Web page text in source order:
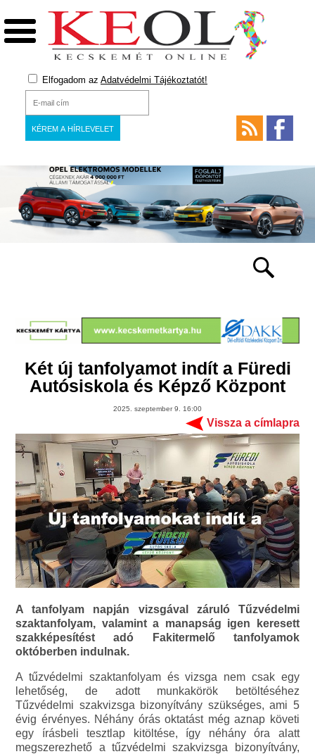
Elfogadom az Adatvédelmi Tájékoztatót!
Két új tanfolyamot indít a Füredi
Autósiskola és Képző Központ
2025. szeptember 9. 16:00
Vissza a címlapra
A tanfolyam napján vizsgával záruló Tűzvédelmi
szaktanfolyam, valamint a manapság igen keresett
szakképesítést adó Fakitermelő tanfolyamok
októberben indulnak.
A tűzvédelmi szaktanfolyam és vizsga nem csak egy
lehetőség, de adott munkakörök betöltéséhez
Tűzvédelmi szakvizsga bizonyítvány szükséges, ami 5
évig érvényes. Néhány órás oktatást még aznap követi
egy írásbeli tesztlap kitöltése, így néhány óra alatt
megszerezhető a tűzvédelmi szakvizsga bizonyítvány,